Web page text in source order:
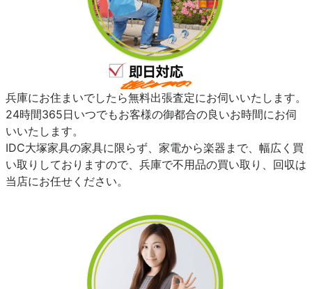
兵庫にお住まいでしたら無料出張査定にお伺いいたします。
24時間365日いつでもお客様の御都合の良いお時間にお伺
いいたします。
IDC大塚家具の家具に限らず、家電から楽器まで、幅広く買
い取りしておりますので、兵庫で不用品の買い取り、回収は
当店にお任せください。